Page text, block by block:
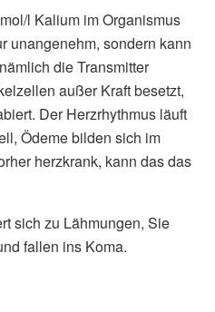
l Kalium im Organismus
unangenehm, sondern kann
die Transmitter
außer Kraft besetzt,
Der Herzrhythmus läuft
Ödeme bilden sich im
herzkrank, kann das das
sich zu Lähmungen, Sie
fallen ins Koma.